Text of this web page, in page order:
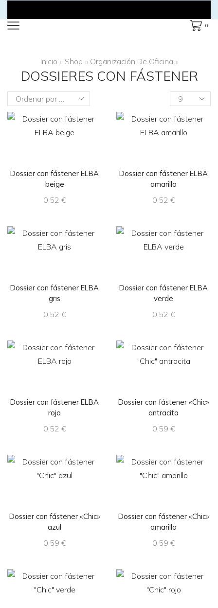
0
Inicio Shop Organización De Oficina
DOSSIERES CON FÁSTENER
Products
Dossier con fástener ELBA
beige
0,52 €
Dossier con fástener ELBA
amarillo
0,52 €
Dossier con fástener ELBA
gris
0,52 €
Dossier con fástener ELBA
verde
0,52 €
Dossier con fástener ELBA
rojo
0,52 €
Dossier con fástener «Chic»
antracita
0,59 €
Dossier con fástener «Chic»
azul
0,59 €
Dossier con fástener «Chic»
amarillo
0,59 €